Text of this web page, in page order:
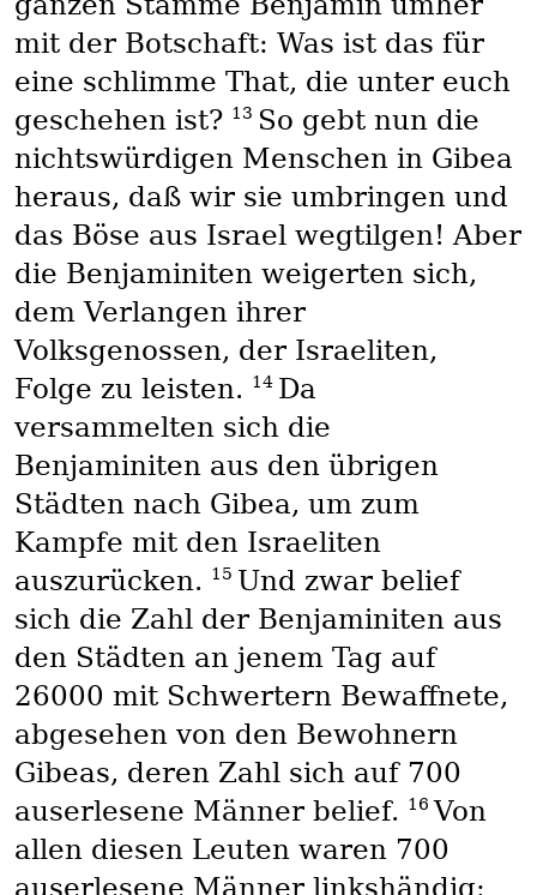
mit der Botschaft: Was ist das für
eine schlimme That, die unter euch
geschehen ist? 13 So gebt nun die
nichtswürdigen Menschen in Gibea
heraus, daß wir sie umbringen und
das Böse aus Israel wegtilgen! Aber
die Benjaminiten weigerten sich,
dem Verlangen ihrer
Volksgenossen, der Israeliten,
Folge zu leisten. 14 Da
versammelten sich die
Benjaminiten aus den übrigen
Städten nach Gibea, um zum
Kampfe mit den Israeliten
auszurücken. 15 Und zwar belief
sich die Zahl der Benjaminiten aus
den Städten an jenem Tag auf
26000 mit Schwertern Bewaffnete,
abgesehen von den Bewohnern
Gibeas, deren Zahl sich auf 700
auserlesene Männer belief. 16Von
allen diesen Leuten waren 700
auserlesene Männer linkshändig: